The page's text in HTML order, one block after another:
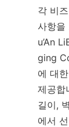
각 비
사항을
u’An
ging
에 대
제공합
길이,
에서